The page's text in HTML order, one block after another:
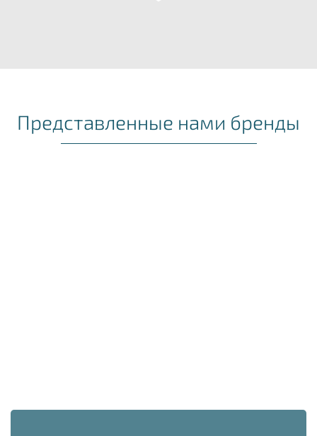
Представленные нами бренды